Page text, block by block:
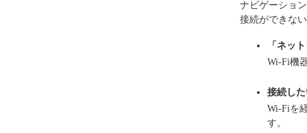
ナビゲーショ
接続ができな
「ネッ
Wi-Fi機
接続し
Wi-Fiを
す。